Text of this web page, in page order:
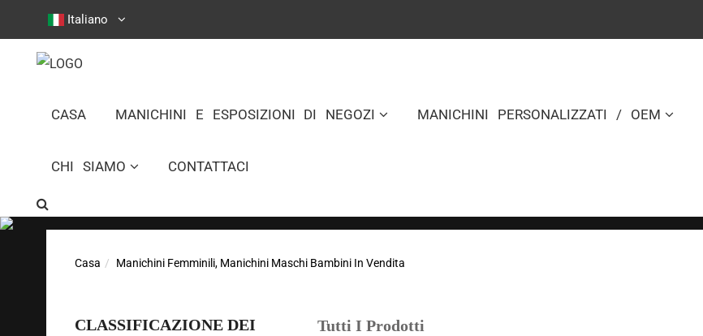
Italiano
CASA MANICHINI E ESPOSIZIONI DI NEGOZI MANICHINI PERSONALIZZATI / OEM
CHI SIAMO CONTATTACI
Casa Manichini Femminili, Manichini Maschi Bambini In Vendita
CLASSIFICAZIONE DEI
Tutti I Prodotti